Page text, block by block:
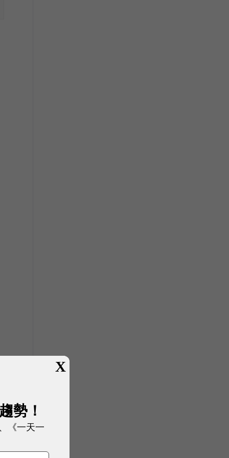
X
勢！
《一天一